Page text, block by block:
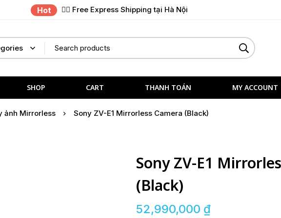
Hot ✌🏼 Free Express Shipping tại Hà Nội
SHOP CART THANH TOÁN MY ACCOUNT
ảnh Mirrorless Sony ZV-E1 Mirrorless Camera (Black)
Sony ZV-E1
(Black)
52,990,000 ₫